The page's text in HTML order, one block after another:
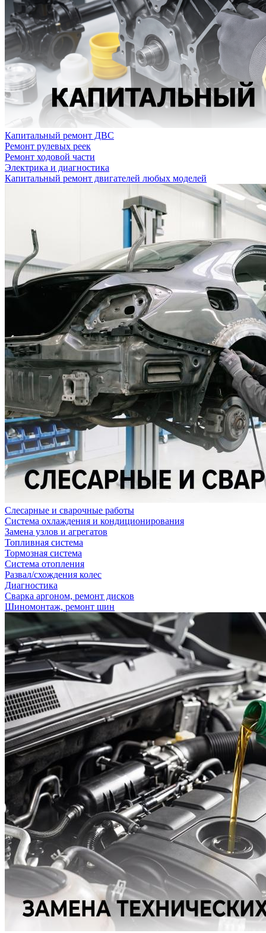
Капитальный ремонт ДВС
Ремонт рулевых реек
Ремонт ходовой части
Электрика и диагностика
Капитальный ремонт двигателей любых моделей
Слесарные и сварочные работы
Система охлаждения и кондиционирования
Замена узлов и агрегатов
Топливная система
Тормозная система
Система отопления
Развал/схождения колес
Диагностика
Сварка аргоном, ремонт дисков
Шиномонтаж, ремонт шин